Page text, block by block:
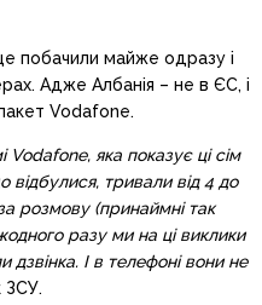
побачили майже одразу і
Адже Албанія – не в ЄС, і
Vodafone.
яка показує ці сім
відбулися, тривали від 4 до
розмову (принаймні так
разу ми на ці виклики
дзвінка. І в телефоні вони не
ЗСУ.